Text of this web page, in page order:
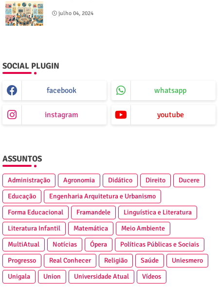
julho 04, 2024
SOCIAL PLUGIN
facebook whatsapp
instagram youtube
ASSUNTOS
Administração Agronomia Didático Direito
Ducere
Educação
Engenharia Arquitetura e Urbanismo
Forma Educacional
Framandele
Linguística e Literatura
Literatura Infantil
Matemática
Meio Ambiente
MultiAtual
Notícias Ópera
Políticas Públicas e Sociais
Progresso
Real Conhecer Religião Saúde
Uniesmero
Unigala
Union Universidade Atual Vídeos